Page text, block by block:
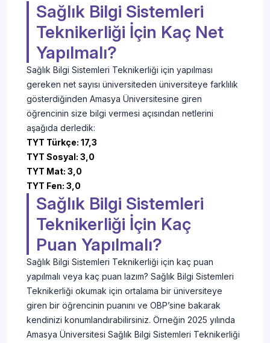
Sağlık Bilgi Sistemleri
Teknikerliği İçin Kaç Net
Yapılmalı?
Sağlık Bilgi Sistemleri Teknikerliği için yapılması
gereken net sayısı üniversiteden üniversiteye farklılık
gösterdiğinden Amasya Üniversitesine giren
öğrencinin size bilgi vermesi açısından netlerini
aşağıda derledik:
TYT Türkçe: 17,3
TYT Sosyal: 3,0
TYT Mat: 3,0
TYT Fen: 3,0
Sağlık Bilgi Sistemleri
Teknikerliği İçin Kaç
Puan Yapılmalı?
Sağlık Bilgi Sistemleri Teknikerliği için kaç puan
yapılmalı veya kaç puan lazım? Sağlık Bilgi Sistemleri
Teknikerliği okumak için ortalama bir üniversiteye
giren bir öğrencinin puanını ve OBP’sine bakarak
kendinizi konumlandırabilirsiniz. Örneğin 2025 yılında
Amasya Üniversitesi Sağlık Bilgi Sistemleri Teknikerliği